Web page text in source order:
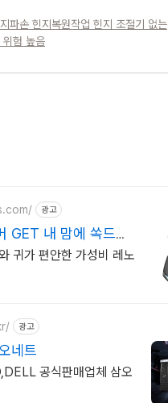
손 힌지복원작업 힌지 조절기 없는
위험 높음
광고
GET 내 맘에 쏙드는
귀가 편안한 가성비 레노
광고
네트
공식판매업체 삼오